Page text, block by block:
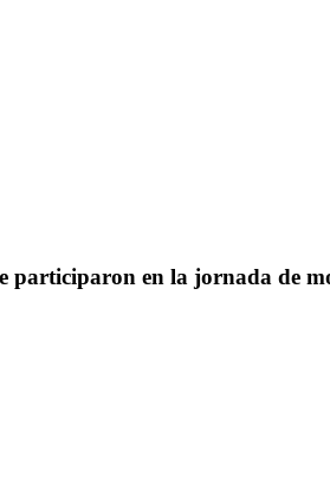
participaron en la jornada de